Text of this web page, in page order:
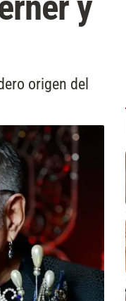
origen del